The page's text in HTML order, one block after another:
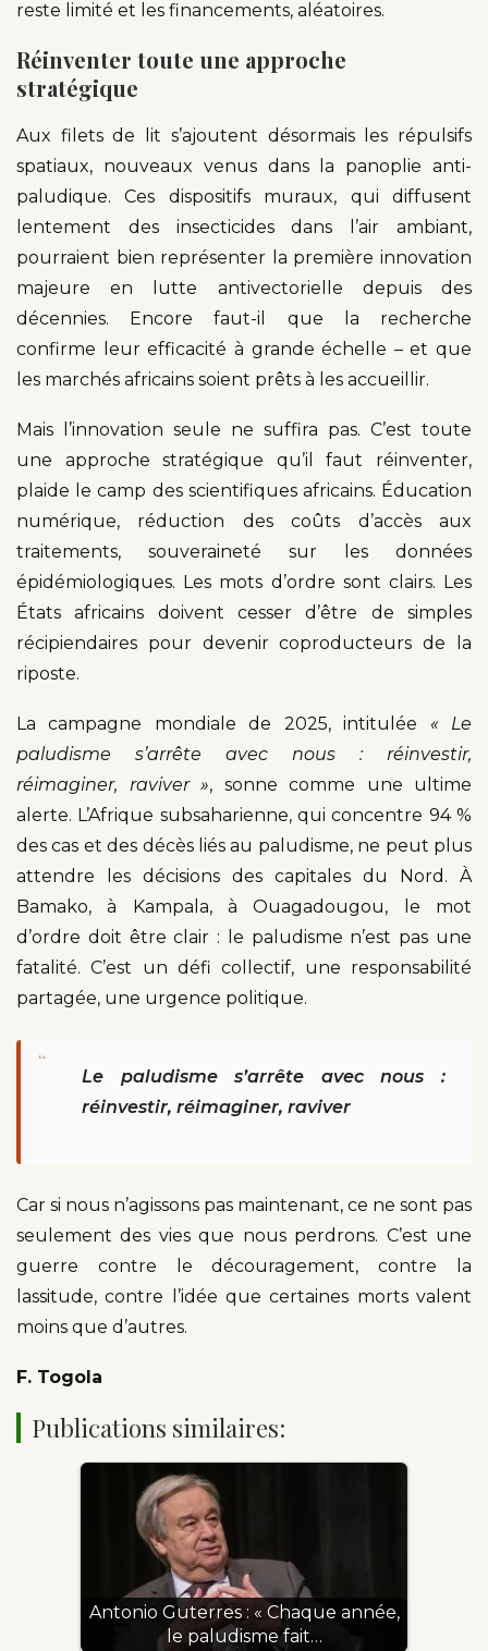
reste limité et les financements, aléatoires.
Réinventer toute une approche
stratégique
Aux filets de lit s’ajoutent désormais les répulsifs
spatiaux, nouveaux venus dans la panoplie anti-
paludique. Ces dispositifs muraux, qui diffusent
lentement des insecticides dans l’air ambiant,
pourraient bien représenter la première innovation
majeure en lutte antivectorielle depuis des
décennies. Encore faut-il que la recherche
confirme leur efficacité à grande échelle – et que
les marchés africains soient prêts à les accueillir.
Mais l’innovation seule ne suffira pas. C’est toute
une approche stratégique qu’il faut réinventer,
plaide le camp des scientifiques africains. Éducation
numérique, réduction des coûts d’accès aux
traitements, souveraineté sur les données
épidémiologiques. Les mots d’ordre sont clairs. Les
États africains doivent cesser d’être de simples
récipiendaires pour devenir coproducteurs de la
riposte.
La campagne mondiale de 2025, intitulée « Le
paludisme s’arrête avec nous : réinvestir,
réimaginer, raviver », sonne comme une ultime
alerte. L’Afrique subsaharienne, qui concentre 94 %
des cas et des décès liés au paludisme, ne peut plus
attendre les décisions des capitales du Nord. À
Bamako, à Kampala, à Ouagadougou, le mot
d’ordre doit être clair : le paludisme n’est pas une
fatalité. C’est un défi collectif, une responsabilité
partagée, une urgence politique.
“
Le paludisme s’arrête avec nous :
réinvestir, réimaginer, raviver
Car si nous n’agissons pas maintenant, ce ne sont pas
seulement des vies que nous perdrons. C’est une
guerre contre le découragement, contre la
lassitude, contre l’idée que certaines morts valent
moins que d’autres.
F. Togola
Publications similaires:
Antonio Guterres : « Chaque année,
le paludisme fait…